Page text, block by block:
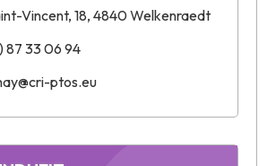
Vincent, 18, 4840 Welkenraedt
87 33 06 94
ptos.eu